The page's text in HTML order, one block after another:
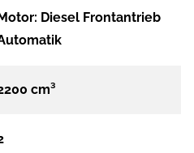
Motor: Diesel Frontantrieb
cm³